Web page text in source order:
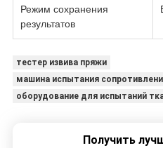
Режим сохранения
результатов
тестер извива пряжи
машина испытания
оборудование для испытаний
Получить